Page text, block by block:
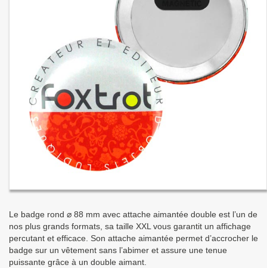
Le badge rond ⌀ 88 mm avec attache aimantée double est l’un de
nos plus grands formats, sa taille XXL vous garantit un affichage
percutant et efficace. Son attache aimantée permet d’accrocher le
badge sur un vêtement sans l’abimer et assure une tenue
puissante grâce à un double aimant.